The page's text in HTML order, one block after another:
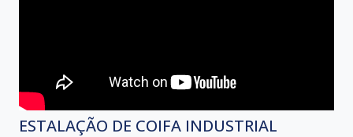
ESTALAÇÃO DE COIFA INDUSTRIAL